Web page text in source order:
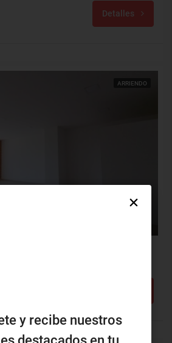
Detalles
ARRIENDO
Barranquilla (29681)
y recibe nuestros